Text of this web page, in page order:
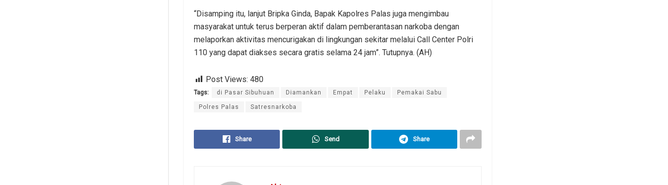
“Disamping itu, lanjut Bripka Ginda, Bapak Kapolres Palas juga mengimbau
masyarakat untuk terus berperan aktif dalam pemberantasan narkoba dengan
melaporkan aktivitas mencurigakan di lingkungan sekitar melalui Call Center Polri
110 yang dapat diakses secara gratis selama 24 jam”. Tutupnya. (AH)
Post Views: 480
Tags: di Pasar Sibuhuan Diamankan Empat Pelaku Pemakai Sabu
Polres Palas Satresnarkoba
Share Send Share